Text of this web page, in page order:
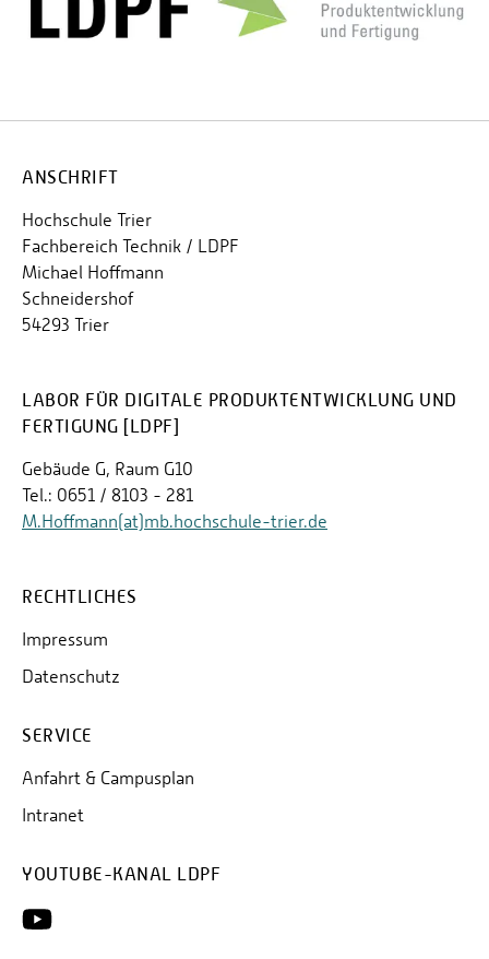
ANSCHRIFT
Hochschule Trier
Fachbereich Technik / LDPF
Michael Hoffmann
Schneidershof
54293 Trier
LABOR FÜR DIGITALE PRODUKTENTWICKLUNG UND
FERTIGUNG [LDPF]
Gebäude G, Raum G10
Tel.: 0651 / 8103 - 281
M.Hoffmann(at)mb.hochschule-trier.de
RECHTLICHES
Impressum
Datenschutz
SERVICE
Anfahrt & Campusplan
Intranet
YOUTUBE-KANAL LDPF